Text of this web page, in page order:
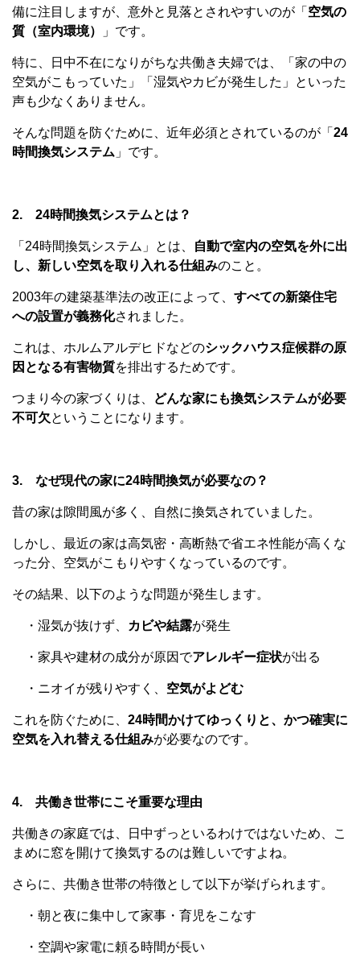
備に注目しますが、意外と見落とされやすいのが「 空気の
質（室内環境）
」です。
特に、日中不在になりがちな共働き夫婦では、「家の中の
空気がこもっていた」「湿気やカビが発生した」といった
声も少なくありません。
そんな問題を防ぐために、近年必須とされているのが「 24
時間換気システム 」です。
2. 24時間換気システムとは？
「24時間換気システム」とは、
自動で室内の空気を外に出
し、新しい空気を取り入れる仕組みのこと。
2003年の建築基準法の改正によって、 すべての新築住宅
への設置が義務化されました。
これは、ホルムアルデヒドなどのシックハウス症候群の原
因となる有害物質を排出するためです。
つまり今の家づくりは、
どんな家にも換気システムが必要
不可欠ということになります。
3. なぜ現代の家に24時間換気が必要なの？
昔の家は隙間風が多く、自然に換気されていました。
しかし、最近の家は高気密・高断熱で省エネ性能が高くな
った分、空気がこもりやすくなっているのです。
その結果、以下のような問題が発生します。
・湿気が抜けず、 カビや結露が発生
・家具や建材の成分が原因でアレルギー症状が出る
・ニオイが残りやすく、 空気がよどむ
これを防ぐために、 24時間かけてゆっくりと、かつ確実に
空気を入れ替える仕組みが必要なのです。
4. 共働き世帯にこそ重要な理由
共働きの家庭では、日中ずっといるわけではないため、こ
まめに窓を開けて換気するのは難しいですよね。
さらに、共働き世帯の特徴として以下が挙げられます。
・朝と夜に集中して家事・育児をこなす
・空調や家電に頼る時間が長い